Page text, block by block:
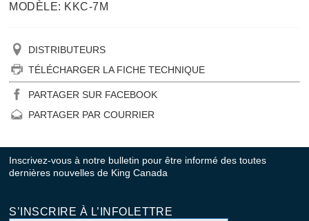
MODÈLE: KKC-7M
DISTRIBUTEURS
TÉLÉCHARGER LA FICHE TECHNIQUE
PARTAGER SUR FACEBOOK
PARTAGER PAR COURRIER
Inscrivez-vous à notre bulletin pour être informé des toutes
dernières nouvelles de King Canada
S’INSCRIRE À L’INFOLETTRE